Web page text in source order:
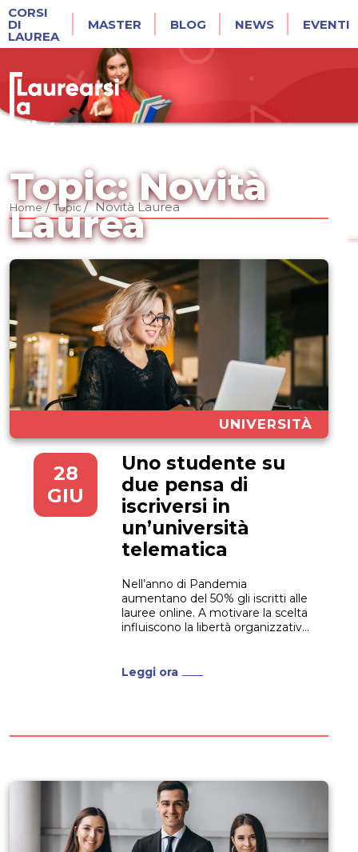
CORSI
DI
LAUREA
MASTER BLOG NEWS EVENTI
Topic: Novità
Laurea
Home/ Topic/ Novità Laurea
UNIVERSITÀ
28
GIU
Uno studente su
due pensa di
iscriversi in
un’università
telematica
Nell’anno di Pandemia
aumentano del 50% gli iscritti alle
lauree online. A motivare la scelta
influiscono la libertà organizzativa
cui uno studente su due pensa di
Leggi ora